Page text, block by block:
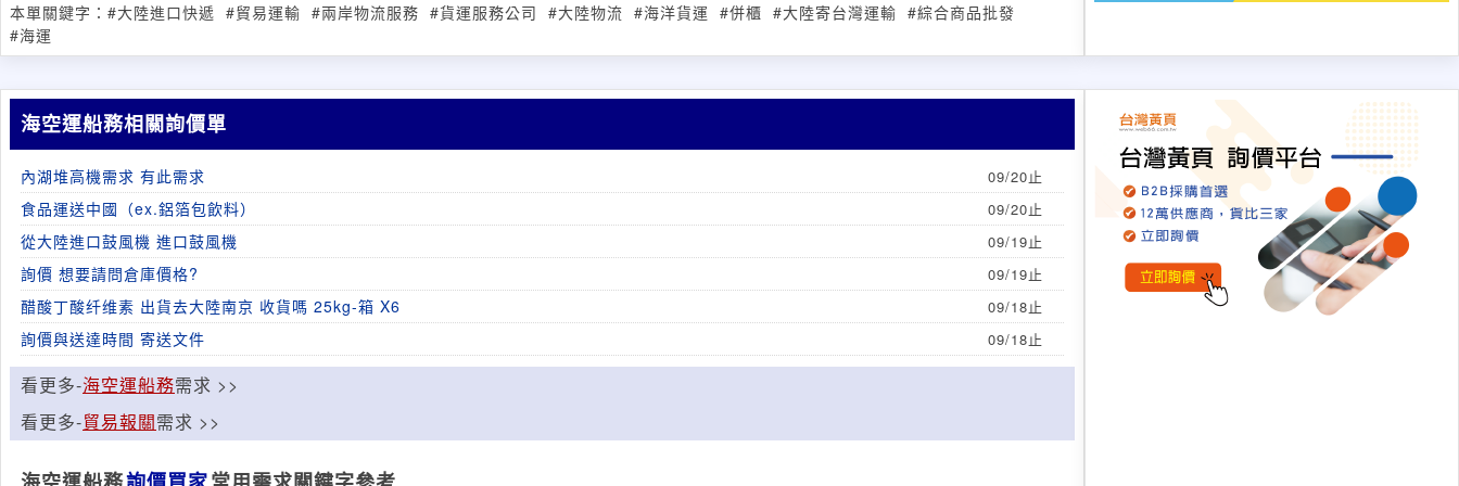
本單關鍵字： #大陸進口快遞 #貿易運輸 #兩岸物流服務 #貨運服務公司 #大陸物流 #海洋貨運 #併櫃 #大陸寄台灣運輸 #綜合商品批發
#海運
海空運船務相關詢價單
內湖堆高機需求 有此需求 09/20止
食品運送中國（ex.鋁箔包飲料） 09/20止
從大陸進口鼓風機 進口鼓風機 09/19止
詢價 想要請問倉庫價格? 09/19止
醋酸丁酸纤维素 出貨去大陸南京 收貨嗎 25kg-箱 X6 09/18止
詢價與送達時間 寄送文件 09/18止
看更多-海空運船務需求 >>
看更多-貿易報關需求 >>